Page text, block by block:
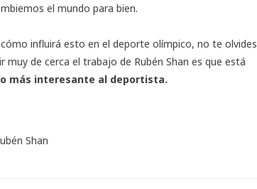
el mundo para bien.
influirá esto en el deporte olímpico, no te olvides
de cerca el trabajo de Rubén Shan es que está
más interesante al deportista.
Shan